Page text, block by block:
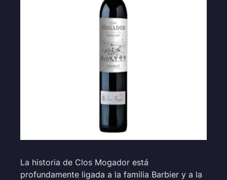
La historia de Clos Mogador está
profundamente ligada a la familia Barbier y a la